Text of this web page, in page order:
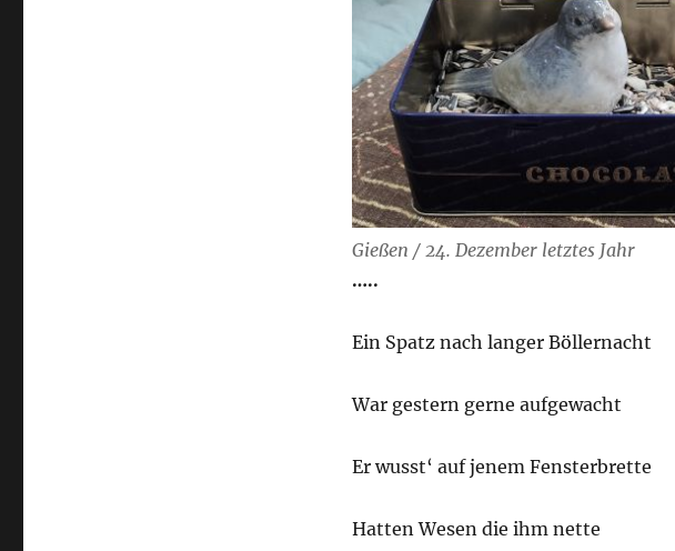
Gießen / 24. Dezember letztes Jahr
…..
Ein Spatz nach langer Böllernacht
War gestern gerne aufgewacht
Er wusst‘ auf jenem Fensterbrette
Hatten Wesen die ihm nette